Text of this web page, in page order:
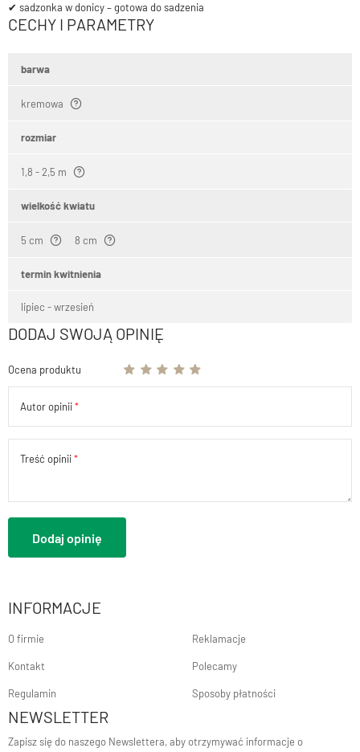
✔ sadzonka w donicy – gotowa do sadzenia
CECHY I PARAMETRY
barwa
kremowa
rozmiar
1,8 - 2,5 m
wielkość kwiatu
5 cm 8 cm
termin kwitnienia
lipiec - wrzesień
DODAJ SWOJĄ OPINIĘ
Ocena produktu
Autor opinii
Treść opinii
Dodaj opinię
INFORMACJE
O firmie
Kontakt
Regulamin
Reklamacje
Polecamy
Sposoby płatności
NEWSLETTER
Zapisz się do naszego Newslettera, aby otrzymywać informacje o